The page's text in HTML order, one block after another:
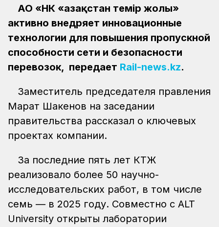
АО «НК «Қазақстан темір жолы»
активно внедряет инновационные
технологии для повышения пропускной
способности сети и безопасности
перевозок, передает Rail-news.kz.
Заместитель председателя правления
Марат Шакенов на заседании
правительства рассказал о ключевых
проектах компании.
За последние пять лет КТЖ
реализовало более 50 научно-
исследовательских работ, в том числе
семь — в 2025 году. Совместно с ALT
University открыты лаборатории